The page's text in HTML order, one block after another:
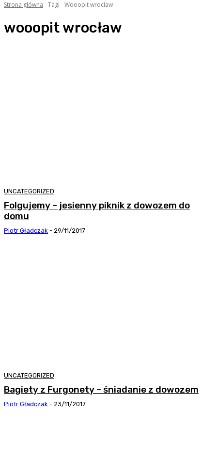
Strona główna Tagi Wooopit wrocław
wooopit wrocław
UNCATEGORIZED
Folgujemy – jesienny piknik z dowozem do
domu
Piotr Gładczak - 29/11/2017
UNCATEGORIZED
Bagiety z Furgonety – śniadanie z dowozem
Piotr Gładczak - 23/11/2017